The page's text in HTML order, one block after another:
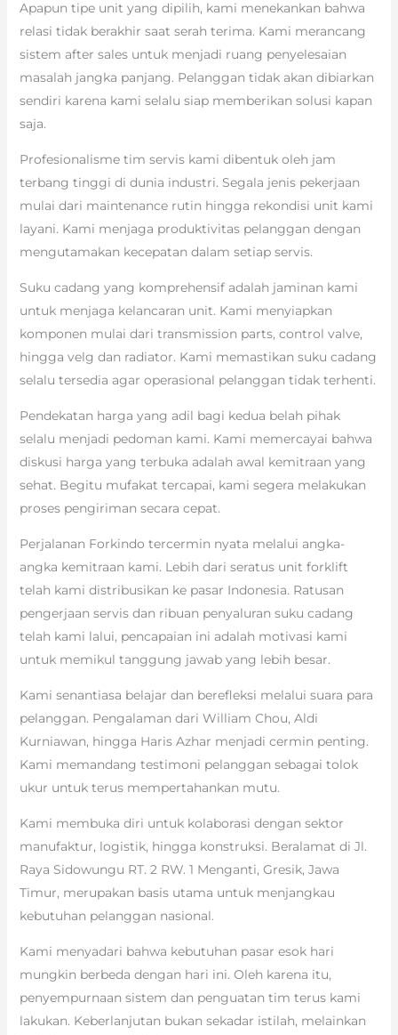
Apapun tipe unit yang dipilih, kami menekankan bahwa
relasi tidak berakhir saat serah terima. Kami merancang
sistem after sales untuk menjadi ruang penyelesaian
masalah jangka panjang. Pelanggan tidak akan dibiarkan
sendiri karena kami selalu siap memberikan solusi kapan
saja.
Profesionalisme tim servis kami dibentuk oleh jam
terbang tinggi di dunia industri. Segala jenis pekerjaan
mulai dari maintenance rutin hingga rekondisi unit kami
layani. Kami menjaga produktivitas pelanggan dengan
mengutamakan kecepatan dalam setiap servis.
Suku cadang yang komprehensif adalah jaminan kami
untuk menjaga kelancaran unit. Kami menyiapkan
komponen mulai dari transmission parts, control valve,
hingga velg dan radiator. Kami memastikan suku cadang
selalu tersedia agar operasional pelanggan tidak terhenti.
Pendekatan harga yang adil bagi kedua belah pihak
selalu menjadi pedoman kami. Kami memercayai bahwa
diskusi harga yang terbuka adalah awal kemitraan yang
sehat. Begitu mufakat tercapai, kami segera melakukan
proses pengiriman secara cepat.
Perjalanan Forkindo tercermin nyata melalui angka-
angka kemitraan kami. Lebih dari seratus unit forklift
telah kami distribusikan ke pasar Indonesia. Ratusan
pengerjaan servis dan ribuan penyaluran suku cadang
telah kami lalui, pencapaian ini adalah motivasi kami
untuk memikul tanggung jawab yang lebih besar.
Kami senantiasa belajar dan berefleksi melalui suara para
pelanggan. Pengalaman dari William Chou, Aldi
Kurniawan, hingga Haris Azhar menjadi cermin penting.
Kami memandang testimoni pelanggan sebagai tolok
ukur untuk terus mempertahankan mutu.
Kami membuka diri untuk kolaborasi dengan sektor
manufaktur, logistik, hingga konstruksi. Beralamat di Jl.
Raya Sidowungu RT. 2 RW. 1 Menganti, Gresik, Jawa
Timur, merupakan basis utama untuk menjangkau
kebutuhan pelanggan nasional.
Kami menyadari bahwa kebutuhan pasar esok hari
mungkin berbeda dengan hari ini. Oleh karena itu,
penyempurnaan sistem dan penguatan tim terus kami
lakukan. Keberlanjutan bukan sekadar istilah, melainkan